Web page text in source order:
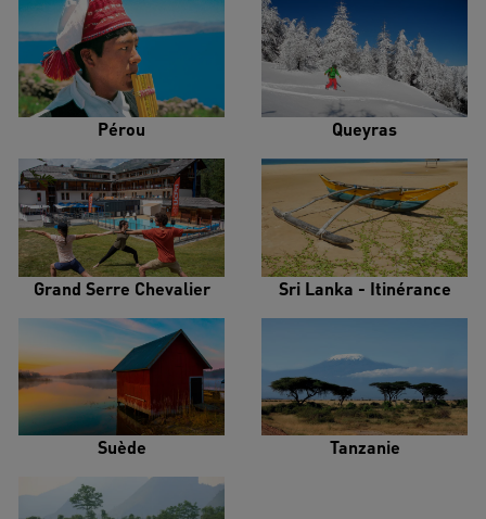
Pérou Queyras
Grand Serre Chevalier Sri Lanka - Itinérance
Suède Tanzanie